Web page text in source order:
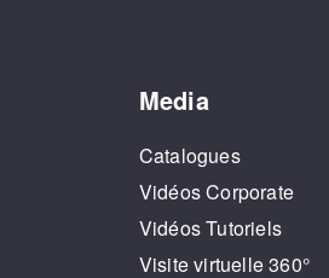
Media
Catalogues
Vidéos Corporate
Vidéos Tutoriels
Visite virtuelle 360°